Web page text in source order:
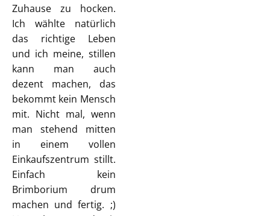
Zuhause zu hocken.
Ich wählte natürlich
das richtige Leben
und ich meine, stillen
kann man auch
dezent machen, das
bekommt kein Mensch
mit. Nicht mal, wenn
man stehend mitten
in einem vollen
Einkaufszentrum stillt.
Einfach kein
Brimborium drum
machen und fertig. ;)